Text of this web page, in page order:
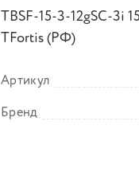
TBSF-15-3-12gSC-3i
TFortis (РФ)
Артикул
Бренд